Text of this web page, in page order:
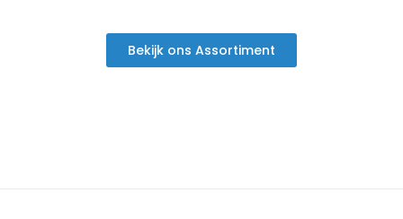
Bekijk ons Assortiment